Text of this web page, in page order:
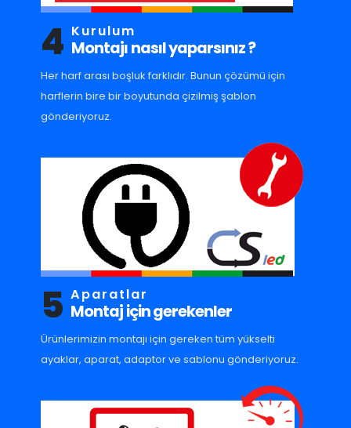
4 Kurulum
Montajı nasıl yaparsınız ?
Her harf arası boşluk farklıdır. Bunun çözümü için
harflerin bire bir boyutunda çizilmiş şablon
gönderiyoruz.
5 Aparatlar
Montaj için gerekenler
Ürünlerimizin montajı için gereken tüm yükselti
ayaklar, aparat, adaptor ve sablonu gönderiyoruz.